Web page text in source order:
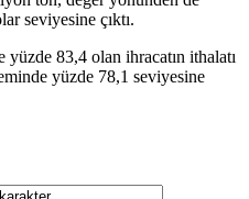
seviyesine çıktı.
yüzde 83,4 olan ihracatın ithalatı
yüzde 78,1 seviyesine